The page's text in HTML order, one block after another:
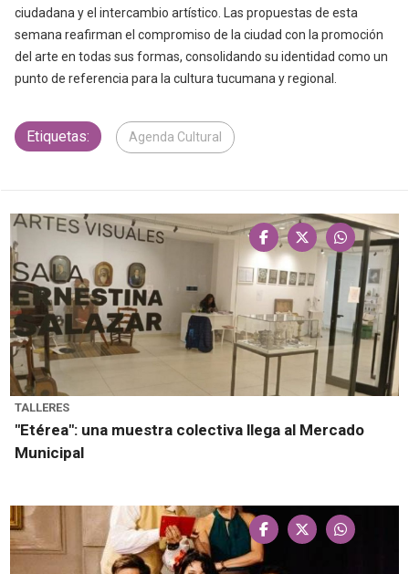
ciudadana y el intercambio artístico. Las propuestas de esta
semana reafirman el compromiso de la ciudad con la promoción
del arte en todas sus formas, consolidando su identidad como un
punto de referencia para la cultura tucumana y regional.
Etiquetas: Agenda Cultural
TALLERES
"Etérea": una muestra colectiva llega al Mercado
Municipal